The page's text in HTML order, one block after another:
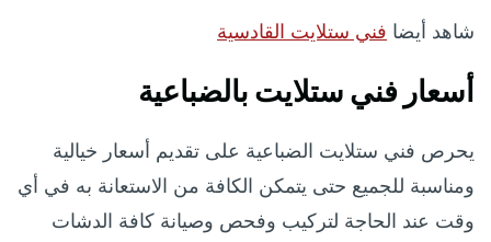
شاهد أيضا فني ستلايت القادسية
أسعار فني ستلايت بالضباعية
يحرص فني ستلايت الضباعية على تقديم أسعار خيالية
ومناسبة للجميع حتى يتمكن الكافة من الاستعانة به في أي
وقت عند الحاجة لتركيب وفحص وصيانة كافة الدشات